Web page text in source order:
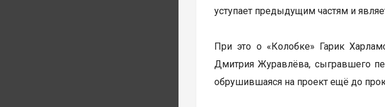
уступает предыдущим частям и
При это о «Колобке» Гарик
Дмитрия Журавлёва, сыгравшего
обрушившаяся на проект ещё до